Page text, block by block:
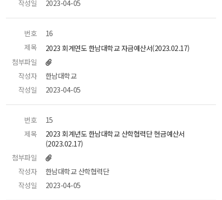
작성일
2023-04-05
번호
16
제목
2023 회계연도 한남대학교 자금예산서(2023.02.17)
첨부파일
작성자
한남대학교
작성일
2023-04-05
번호
15
제목
2023 회계년도 한남대학교 산학협력단 현금예산서
(2023.02.17)
첨부파일
작성자
한남대학교 산학협력단
작성일
2023-04-05